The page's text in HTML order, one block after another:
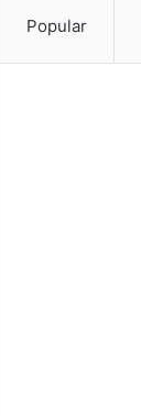
Popular